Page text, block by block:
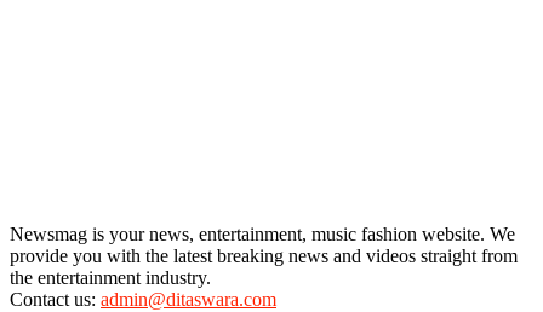
Newsmag is your news, entertainment, music fashion website. We
provide you with the latest breaking news and videos straight from
the entertainment industry.
Contact us: admin@ditaswara.com